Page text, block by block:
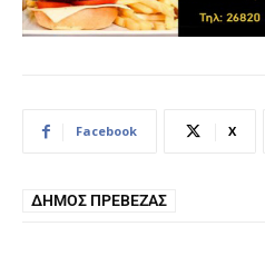
Facebook X
ΔΉΜΟΣ ΠΡΈΒΕΖΑΣ